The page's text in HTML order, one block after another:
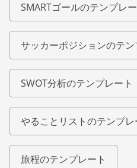
SMARTゴールのテンプレ
サッカーポジションのテン
SWOT分析のテンプレート
やることリストのテンプレ
旅程のテンプレート